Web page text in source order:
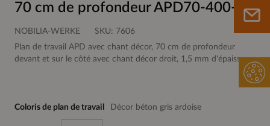
70 cm de profondeur APD70-400-E
NOBILIA-WERKE SKU: 7606
Plan de travail APD avec chant décor, 70 cm de profondeur
devant et sur le côté avec chant décor droit, 1,5 mm d'épaisseur
Coloris de plan de travail Décor béton gris ardoise